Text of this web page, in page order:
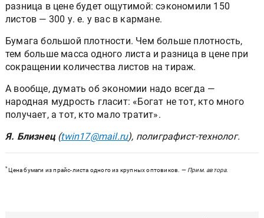
разница в цене будет ощутимой: сэкономили 150
листов — 300 у. е. у вас в кармане.
Бумага большой плотности. Чем больше плотность,
тем больше масса одного листа и разница в цене при
сокращении количества листов на тираж.
А вообще, думать об экономии надо всегда —
народная мудрость гласит: «Богат не тот, кто много
получает, а тот, кто мало тратит».
Я. Близнец(twin17@mail.ru), полиграфист-технолог.
*Цена бумаги из прайс-листа одного из крупных оптовиков. — Прим. автора.